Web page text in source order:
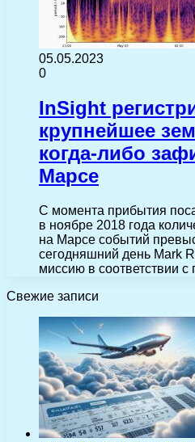
05.05.2023
0
InSight
крупнейшее
когда-либо
Марсе
С момента прибытия
в ноябре 2018 года
на Марсе событий
сегодняшний день Mark
миссию в соответствии
Свежие записи